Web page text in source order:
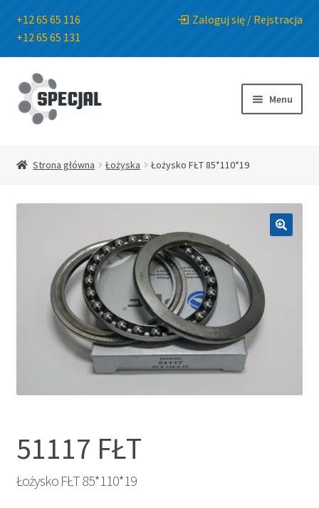
+12 65 65 116
+12 65 65 131
Zaloguj się / Rejstracja
Przejdź
do
nawigacji
Przejdź
do
treści
Menu
Kontakt
Strona główna Łożyska Łożysko FŁT 85*110*19
51117 FŁT
Łożysko FŁT 85*110*19